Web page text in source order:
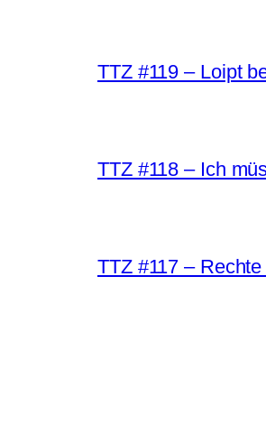
TTZ #119 – Loipt
TTZ #118 – Ich
TTZ #117 –